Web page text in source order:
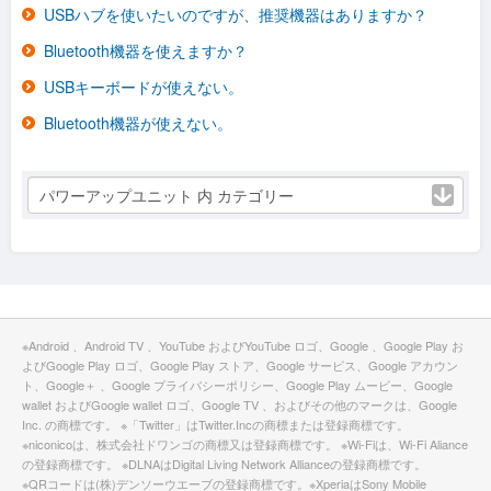
USBハブを使いたいのですが、推奨機器はありますか？
Bluetooth機器を使えますか？
USBキーボードが使えない。
Bluetooth機器が使えない。
パワーアップユニット 内 カテゴリー
※Android 、Android TV 、YouTube およびYouTube ロゴ、Google 、Google Play お
よびGoogle Play ロゴ、Google Play ストア、Google サービス、Google アカウン
ト、Google＋ 、Google プライバシーポリシー、Google Play ムービー、Google
wallet およびGoogle wallet ロゴ、Google TV 、およびその他のマークは、Google
Inc. の商標です。 ※「Twitter」はTwitter.Incの商標または登録商標です。
※niconicoは、株式会社ドワンゴの商標又は登録商標です。 ※Wi-Fiは、Wi-Fi Aliance
の登録商標です。 ※DLNAはDigital Living Network Allianceの登録商標です。
※QRコードは(株)デンソーウエーブの登録商標です。※XperiaはSony Mobile